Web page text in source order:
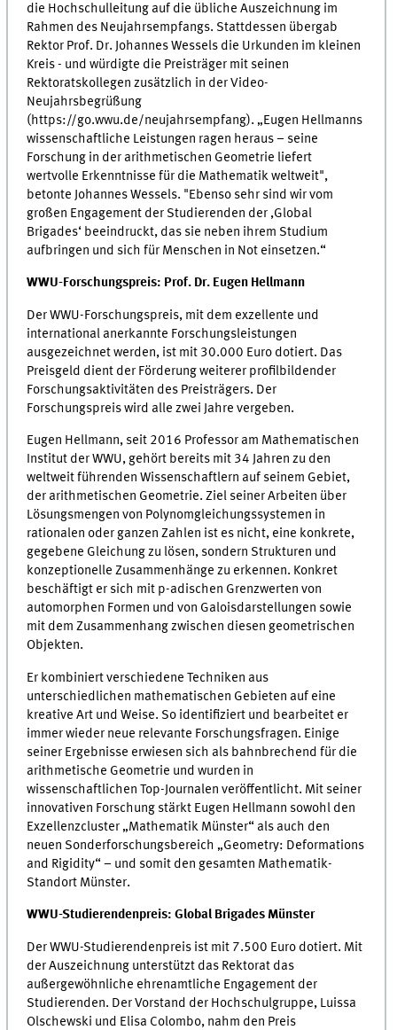
die Hochschulleitung auf die übliche Auszeichnung im
Rahmen des Neujahrsempfangs. Stattdessen übergab
Rektor Prof. Dr. Johannes Wessels die Urkunden im kleinen
Kreis - und würdigte die Preisträger mit seinen
Rektoratskollegen zusätzlich in der Video-
Neujahrsbegrüßung
(https://go.wwu.de/neujahrsempfang). „Eugen Hellmanns
wissenschaftliche Leistungen ragen heraus – seine
Forschung in der arithmetischen Geometrie liefert
wertvolle Erkenntnisse für die Mathematik weltweit",
betonte Johannes Wessels. "Ebenso sehr sind wir vom
großen Engagement der Studierenden der ,Global
Brigades‘ beeindruckt, das sie neben ihrem Studium
aufbringen und sich für Menschen in Not einsetzen.“
WWU-Forschungspreis: Prof. Dr. Eugen Hellmann
Der WWU-Forschungspreis, mit dem exzellente und
international anerkannte Forschungsleistungen
ausgezeichnet werden, ist mit 30.000 Euro dotiert. Das
Preisgeld dient der Förderung weiterer profilbildender
Forschungsaktivitäten des Preisträgers. Der
Forschungspreis wird alle zwei Jahre vergeben.
Eugen Hellmann, seit 2016 Professor am Mathematischen
Institut der WWU, gehört bereits mit 34 Jahren zu den
weltweit führenden Wissenschaftlern auf seinem Gebiet,
der arithmetischen Geometrie. Ziel seiner Arbeiten über
Lösungsmengen von Polynomgleichungssystemen in
rationalen oder ganzen Zahlen ist es nicht, eine konkrete,
gegebene Gleichung zu lösen, sondern Strukturen und
konzeptionelle Zusammenhänge zu erkennen. Konkret
beschäftigt er sich mit p-adischen Grenzwerten von
automorphen Formen und von Galoisdarstellungen sowie
mit dem Zusammenhang zwischen diesen geometrischen
Objekten.
Er kombiniert verschiedene Techniken aus
unterschiedlichen mathematischen Gebieten auf eine
kreative Art und Weise. So identifiziert und bearbeitet er
immer wieder neue relevante Forschungsfragen. Einige
seiner Ergebnisse erwiesen sich als bahnbrechend für die
arithmetische Geometrie und wurden in
wissenschaftlichen Top-Journalen veröffentlicht. Mit seiner
innovativen Forschung stärkt Eugen Hellmann sowohl den
Exzellenzcluster „Mathematik Münster“ als auch den
neuen Sonderforschungsbereich „Geometry: Deformations
and Rigidity“ – und somit den gesamten Mathematik-
Standort Münster.
WWU-Studierendenpreis: Global Brigades Münster
Der WWU-Studierendenpreis ist mit 7.500 Euro dotiert. Mit
der Auszeichnung unterstützt das Rektorat das
außergewöhnliche ehrenamtliche Engagement der
Studierenden. Der Vorstand der Hochschulgruppe, Luissa
Olschewski und Elisa Colombo, nahm den Preis